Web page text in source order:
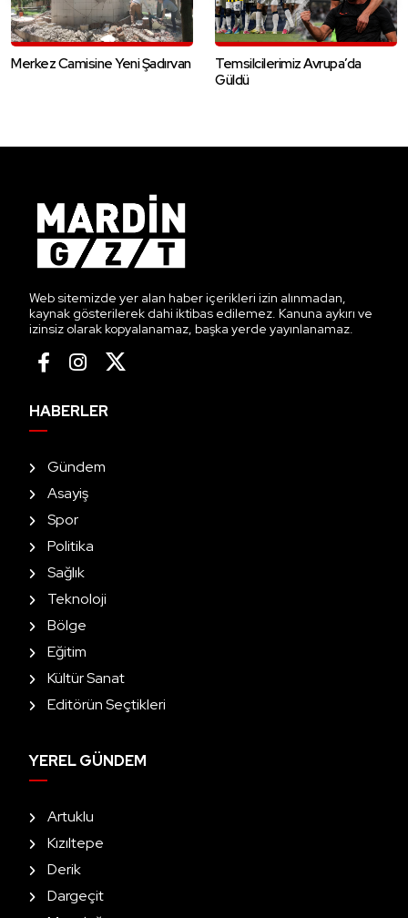
Merkez Camisine Yeni Şadırvan
Temsilcilerimiz Avrupa’da
Güldü
Web sitemizde yer alan haber içerikleri izin alınmadan,
kaynak gösterilerek dahi iktibas edilemez. Kanuna aykırı ve
izinsiz olarak kopyalanamaz, başka yerde yayınlanamaz.
HABERLER
Gündem
Asayiş
Spor
Politika
Sağlık
Teknoloji
Bölge
Eğitim
Kültür Sanat
Editörün Seçtikleri
YEREL GÜNDEM
Artuklu
Kızıltepe
Derik
Dargeçit